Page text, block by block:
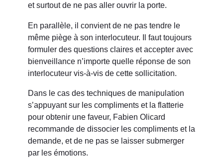
et surtout de ne pas aller ouvrir la porte.
En parallèle, il convient de ne pas tendre le
même piège à son interlocuteur. Il faut toujours
formuler des questions claires et accepter avec
bienveillance n’importe quelle réponse de son
interlocuteur vis-à-vis de cette sollicitation.
Dans le cas des techniques de manipulation
s’appuyant sur les compliments et la flatterie
pour obtenir une faveur, Fabien Olicard
recommande de dissocier les compliments et la
demande, et de ne pas se laisser submerger
par les émotions.